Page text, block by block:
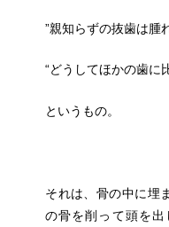
”親知らずの抜歯は腫
“どうしてほかの歯に
というもの。
それは、骨の中に埋
の骨を削って頭を